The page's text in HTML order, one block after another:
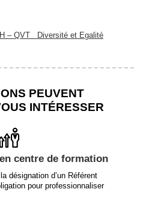
– QVT Diversité et Egalité
PEUVENT
INTÉRESSER
centre de formation
désignation d’un Référent
pour professionnaliser